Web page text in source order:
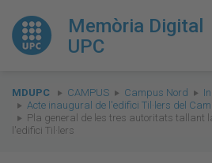
Memòria Digital
UPC
You
are
here:
MDUPC CAMPUS Campus Nord
Acte inaugural de l'edifici Til·lers del
Pla general de les tres autoritats tallant
l'edifici Til·lers